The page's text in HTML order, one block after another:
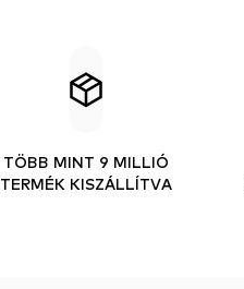
TÖBB MINT 9 MILLIÓ
TERMÉK KISZÁLLÍTVA